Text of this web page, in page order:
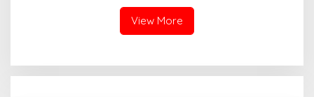
masyarakat khusus nya
Dunia Pendidikan
View More